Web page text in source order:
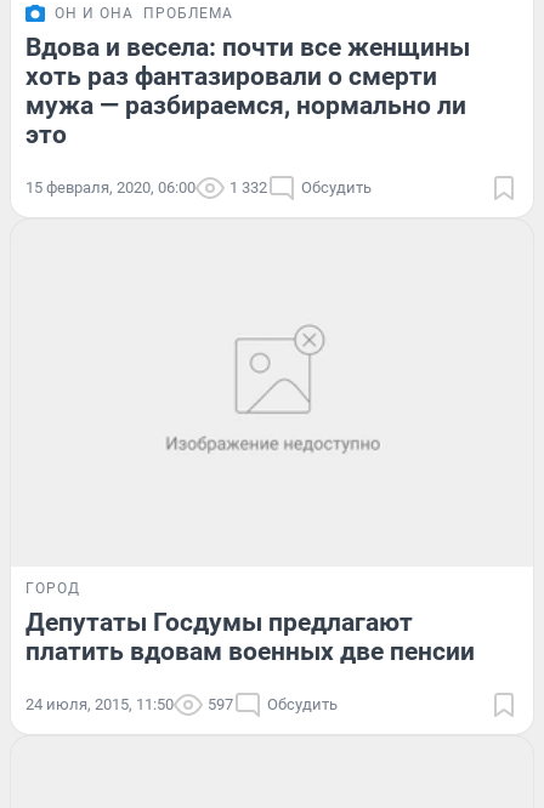
ОН И ОНА ПРОБЛЕМА
Вдова и весела: почти все женщины
хоть раз фантазировали о смерти
мужа — разбираемся, нормально ли
это
15 февраля, 2020, 06:00 1 332 Обсудить
ГОРОД
Депутаты Госдумы предлагают
платить вдовам военных две пенсии
24 июля, 2015, 11:50 597 Обсудить